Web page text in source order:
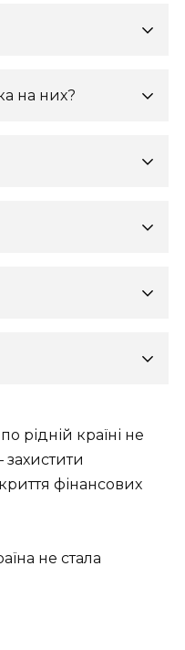
на них?
рідній країні не
фінансових
не стала